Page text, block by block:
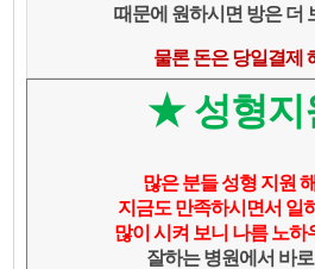
때문에 원하시면 방은 더
물론 돈은 당일결제
★ 성형
많은 분들 성형 지원
지금도 만족하시면서 일
많이 시켜 보니 나름 노하
잘하는 병원에서 바